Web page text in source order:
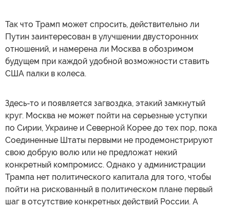
Так что Трамп может спросить, действительно ли
Путин заинтересован в улучшении двусторонних
отношений, и намерена ли Москва в обозримом
будущем при каждой удобной возможности ставить
США палки в колеса.
Здесь-то и появляется загвоздка, этакий замкнутый
круг. Москва не может пойти на серьезные уступки
по Сирии, Украине и Северной Корее до тех пор, пока
Соединенные Штаты первыми не продемонстрируют
свою добрую волю или не предложат некий
конкретный компромисс. Однако у администрации
Трампа нет политического капитала для того, чтобы
пойти на рискованный в политическом плане первый
шаг в отсутствие конкретных действий России. А